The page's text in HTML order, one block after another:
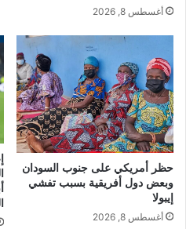
أغسطس 8, 2026
حظر أمريكي على جنوب السودان
وبعض دول أفريقية بسبب تفشي
إيبولا
أغسطس 8, 2026